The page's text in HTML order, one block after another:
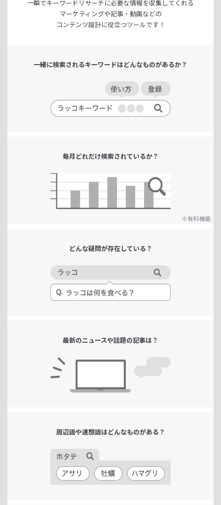
一瞬でキーワードリサーチに必要な情報を収集してくれる
マーケティングや記事・動画などの
コンテンツ設計に役立つツールです！
一緒に検索されるキーワードはどんなものがあるか？
毎月どれだけ検索されているか？
※有料機能
どんな疑問が存在している？
最新のニュースや話題の記事は？
周辺語や連想語はどんなものがある？